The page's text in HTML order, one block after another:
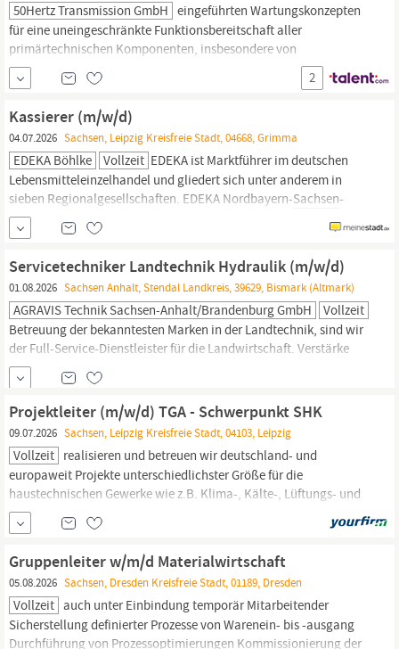
50Hertz Transmission GmbH eingeführten Wartungskonzepten
für eine uneingeschränkte Funktionsbereitschaft aller
primärtechnischen Komponenten, insbesondere von
Umspannwerken und Konvertern, im Netzgebiet des
Regionalzentrums West in
nordwestlichen Brandenburg. Dieses umfasst die Region rund um
unseren zentralen Standort in Wolmirstedt bei Magdeburg,...
2
Kassierer (m/w/d)
04.07.2026 Sachsen, Leipzig Kreisfreie Stadt, 04668, Grimma
EDEKA Böhlke Vollzeit EDEKA ist Marktführer im deutschen
Lebensmitteleinzelhandel und gliedert sich unter anderem in
sieben Regionalgesellschaften. EDEKA Nordbayern-Sachsen-
Thüringen ist eine davon und beschäftigt rund 47.500
Mitarbeitende in Großhandel, Einzelhandel und Logistik. Zudem
betreiben wir mit der Tochterfirma EDEKA Frische-Manufaktur
einen Produktions- und...
Servicetechniker Landtechnik Hydraulik (m/w/d)
01.08.2026 Sachsen Anhalt, Stendal Landkreis, 39629, Bismark (Altmark)
AGRAVIS Technik Sachsen-Anhalt/Brandenburg GmbH
Vollzeit
Betreuung der bekanntesten Marken in der Landtechnik, sind wir
der Full-Service-Dienstleister für die Landwirtschaft. Verstärke
das Team der AGRAVIS Technik
GmbH, zum nächstmöglichen Zeitpunkt, als Mechatroniker
(m/w/d) am Standort Winterfeld. Du suchst eine Position, in der
du deine Leidenschaft
Projektleiter (m/w/d) TGA - Schwerpunkt SHK
09.07.2026 Sachsen, Leipzig Kreisfreie Stadt, 04103, Leipzig
Vollzeit realisieren und betreuen wir deutschland- und
europaweit Projekte unterschiedlichster Größe für die
haustechnischen Gewerke wie z.B. Klima-, Kälte-, Lüftungs- und
Gebäudetechnik. Zu unseren Kunden zählen Hotels,
Fachmarktketten,
Industriebetriebe sowie anspruchsvolle Privatinvestoren.
Gruppenleiter w/m/d Materialwirtschaft
05.08.2026 Sachsen, Dresden Kreisfreie Stadt, 01189, Dresden
Vollzeit auch unter Einbindung temporär Mitarbeitender
Sicherstellung definierter Prozesse von Warenein- bis -ausgang
Durchführung von Prozessoptimierungen Kommissionierung der